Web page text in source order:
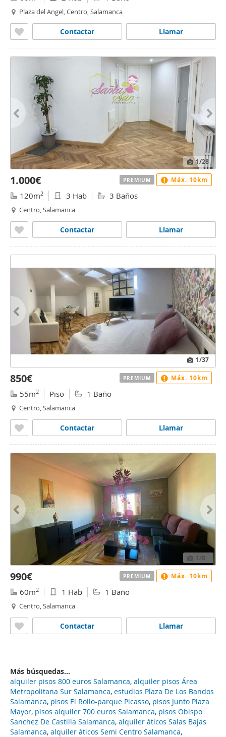
Plaza del Angel, Centro, Salamanca
Llamar
Contactar
1/28
1.000€
120m2 3 Hab 3 Baños
Centro, Salamanca
Llamar
Contactar
PREMIUM Máx. 10km
1/37
850€
55m2 Piso 1 Baño
Centro, Salamanca
Llamar
Contactar
PREMIUM Máx. 10km
1/8
990€
60m2 1 Hab 1 Baño
Centro, Salamanca
Llamar
Contactar
PREMIUM Máx. 10km
Más búsquedas...
alquiler pisos 800 euros Salamanca, alquiler pisos Área
Metropolitana Sur Salamanca, estudios Plaza De Los Bandos
Salamanca, pisos El Rollo-parque Picasso, pisos Junto Plaza
Mayor, pisos alquiler 700 euros Salamanca, pisos Obispo
Sanchez De Castilla Salamanca, alquiler áticos Salas Bajas
Salamanca, alquiler áticos Semi Centro Salamanca,